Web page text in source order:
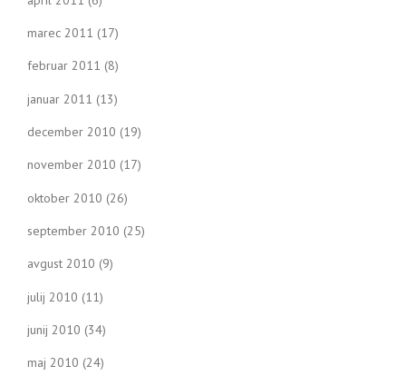
marec 2011 (17)
februar 2011 (8)
januar 2011 (13)
december 2010 (19)
november 2010 (17)
oktober 2010 (26)
september 2010 (25)
avgust 2010 (9)
julij 2010 (11)
junij 2010 (34)
maj 2010 (24)